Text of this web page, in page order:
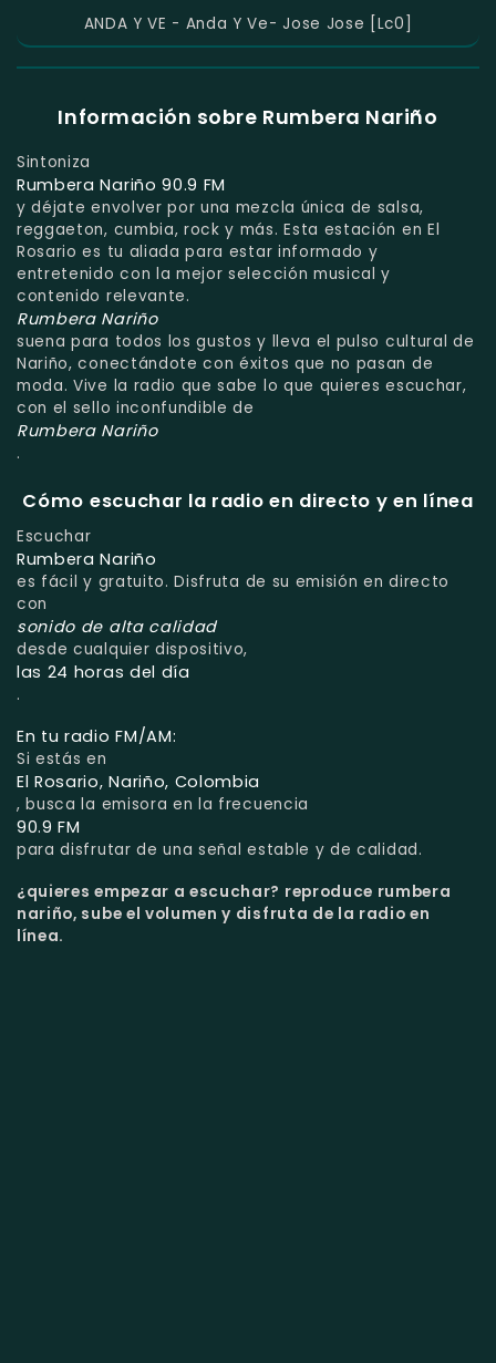
ANDA Y VE - Anda Y Ve- Jose Jose [Lc0]
Información sobre Rumbera Nariño
Sintoniza
Rumbera Nariño 90.9 FM
y déjate envolver por una mezcla única de salsa,
reggaeton, cumbia, rock y más. Esta estación en El
Rosario es tu aliada para estar informado y
entretenido con la mejor selección musical y
contenido relevante.
Rumbera Nariño
suena para todos los gustos y lleva el pulso cultural de
Nariño, conectándote con éxitos que no pasan de
moda. Vive la radio que sabe lo que quieres escuchar,
con el sello inconfundible de
Rumbera Nariño
.
Cómo escuchar la radio en directo y en línea
Escuchar
Rumbera Nariño
es fácil y gratuito. Disfruta de su emisión en directo
con
sonido de alta calidad
desde cualquier dispositivo,
las 24 horas del día
.
En tu radio FM/AM:
Si estás en
El Rosario, Nariño, Colombia
, busca la emisora en la frecuencia
90.9 FM
para disfrutar de una señal estable y de calidad.
¿quieres empezar a escuchar? reproduce rumbera
nariño, sube el volumen y disfruta de la radio en
línea.